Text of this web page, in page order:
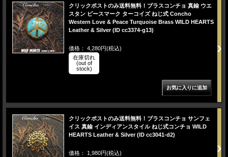
クリックポストのみ送料無料！ブラスコンチョ 真鍮 ウエ
スタン ピースマーク ターコイズ ねじ式 Concho
Western Love & Peace Turquoise Brass WILD HEARTS
Leather & Silver (ID cc3374-g13)
価格： 4,280円(税込)
在庫切れ
(out of
stock)
クリックポストのみ送料無料！ブラスコンチョ サンフェ
イス 真鍮 インディアンスタイル ねじ式コンチョ WILD
HEARTS Leather & Silver (ID cc3041-d2)
価格： 1,980円(税込)